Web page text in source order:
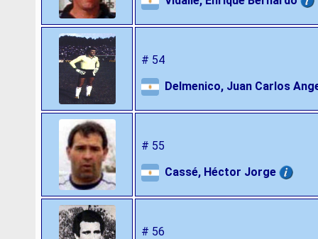
# 54
Delmenico, Juan Carlos
# 55
Cassé, Héctor Jorge
# 56